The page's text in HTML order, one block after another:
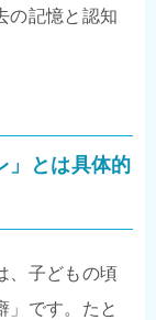
の記憶と認知
」とは具体的
、子どもの頃
」です。たと